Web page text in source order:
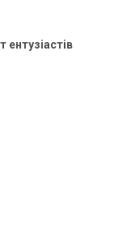
ентузіастів